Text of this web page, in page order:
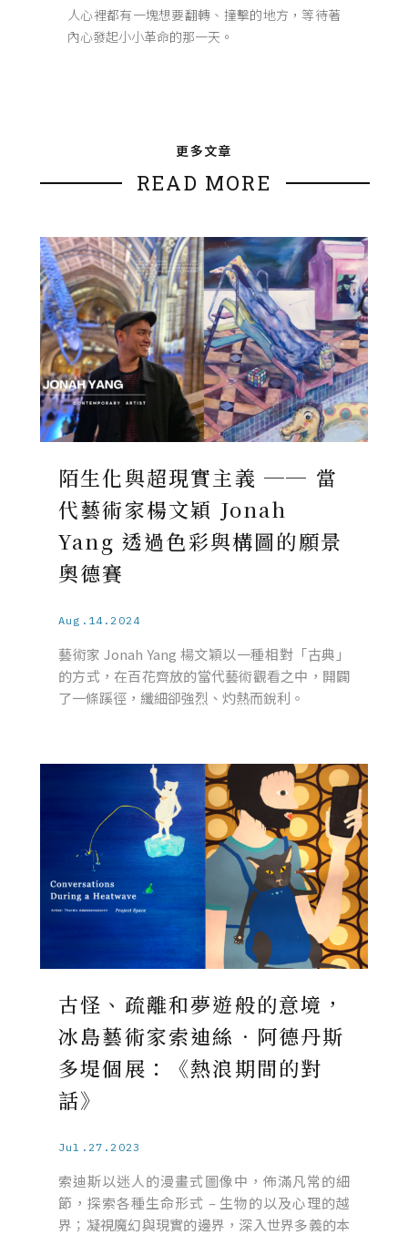
人心裡都有一塊想要翻轉、撞擊的地方，等待著
內心發起小小革命的那一天。
更多文章
READ MORE
陌生化與超現實主義 ── 當
代藝術家楊文穎 Jonah
Yang 透過色彩與構圖的願景
奧德賽
Aug.14.2024
藝術家 Jonah Yang 楊文穎以一種相對「古典」
的方式，在百花齊放的當代藝術觀看之中，開闢
了一條蹊徑，纖細卻強烈、灼熱而銳利。
古怪、疏離和夢遊般的意境，
冰島藝術家索迪絲．阿德丹斯
多堤個展：《熱浪期間的對
話》
Jul.27.2023
索迪斯以迷人的漫畫式圖像中，佈滿凡常的細
節，探索各種生命形式 – 生物的以及心理的越
界；凝視魔幻與現實的邊界，深入世界多義的本